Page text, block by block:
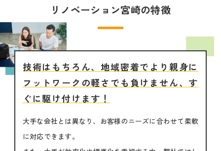
リノベーション宮崎の特徴
技術はもちろん、地域密着でより親身に
フットワークの軽さでも負けません、す
ぐに駆け付けます！
大手な会社とは異なり、お客様のニーズに合わせて柔軟
に対応できます。